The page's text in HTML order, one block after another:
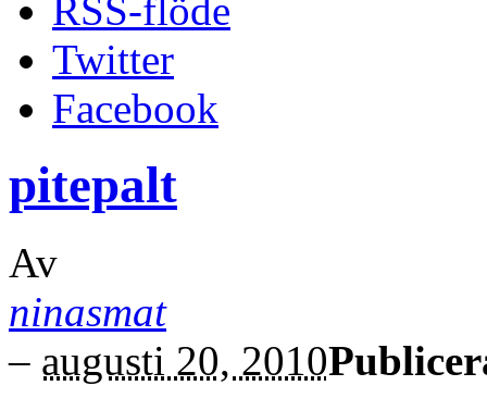
RSS-flöde
Twitter
Facebook
pitepalt
Av
ninasmat
– augusti 20, 2010